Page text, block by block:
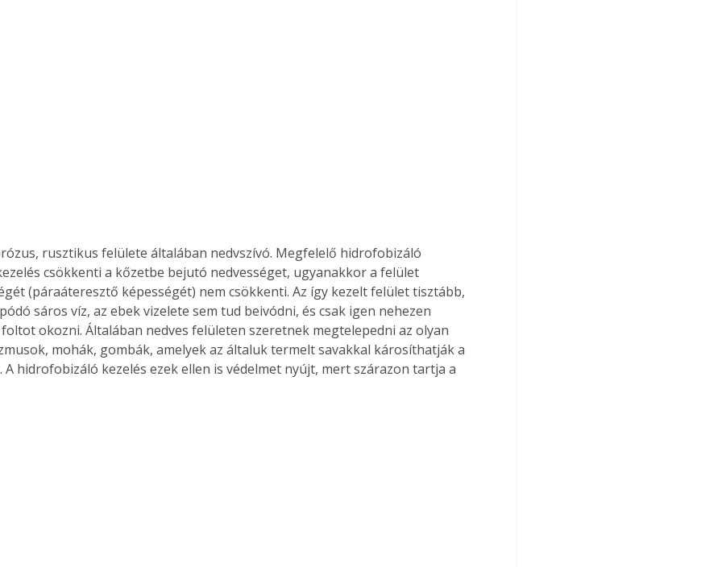
rusztikus felülete általában nedvszívó. Megfelelő hidrofobizáló
csökkenti a kőzetbe bejutó nedvességet, ugyanakkor a felület
(páraáteresztő képességét) nem csökkenti. Az így kezelt felület tisztább,
sáros víz, az ebek vizelete sem tud beivódni, és csak igen nehezen
okozni. Általában nedves felületen szeretnek megtelepedni az olyan
mohák, gombák, amelyek az általuk termelt savakkal károsíthatják a
A hidrofobizáló kezelés ezek ellen is védelmet nyújt, mert szárazon tartja a